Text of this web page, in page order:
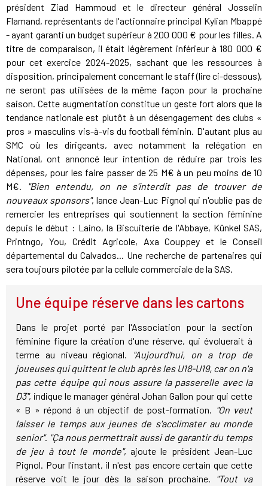
président Ziad Hammoud et le directeur général Josselin
Flamand, représentants de l'actionnaire principal Kylian Mbappé
- ayant garanti un budget supérieur à 200 000 € pour les filles. A
titre de comparaison, il était légèrement inférieur à 180 000 €
pour cet exercice 2024-2025, sachant que les ressources à
disposition, principalement concernant le staff (lire ci-dessous),
ne seront pas utilisées de la même façon pour la prochaine
saison. Cette augmentation constitue un geste fort alors que la
tendance nationale est plutôt à un désengagement des clubs «
pros » masculins vis-à-vis du football féminin. D'autant plus au
SMC où les dirigeants, avec notamment la relégation en
National, ont annoncé leur intention de réduire par trois les
dépenses, pour les faire passer de 25 M€ à un peu moins de 10
M€.
"Bien entendu, on ne s'interdit pas de trouver de
nouveaux sponsors", lance Jean-Luc Pignol qui n'oublie pas de
remercier les entreprises qui soutiennent la section féminine
depuis le début : Laino, la Biscuiterie de l'Abbaye, Künkel SAS,
Printngo, You, Crédit Agricole, Axa Couppey et le Conseil
départemental du Calvados... Une recherche de partenaires qui
sera toujours pilotée par la cellule commerciale de la SAS.
Une équipe réserve dans les cartons
Dans le projet porté par l'Association pour la section
féminine figure la création d'une réserve, qui évoluerait à
terme au niveau régional.
"Aujourd'hui, on a trop de
joueuses qui quittent le club après les U18-U19, car on n'a
pas cette équipe qui nous assure la passerelle avec la
D3", indique le manager général Johan Gallon pour qui cette
« B » répond à un objectif de post-formation. "On veut
laisser le temps aux jeunes de s'acclimater au monde
senior". "Ça nous permettrait aussi de garantir du temps
de jeu à tout le monde", ajoute le président Jean-Luc
Pignol. Pour l'instant, il n'est pas encore certain que cette
réserve voit le jour dès la saison prochaine. "Tout va